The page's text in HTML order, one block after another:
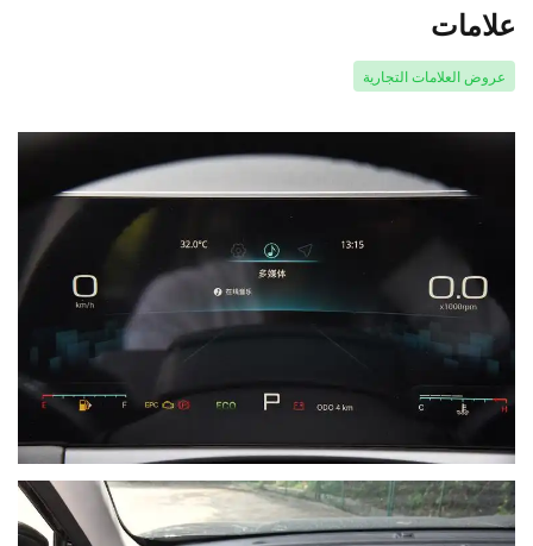
علامات
عروض العلامات التجارية